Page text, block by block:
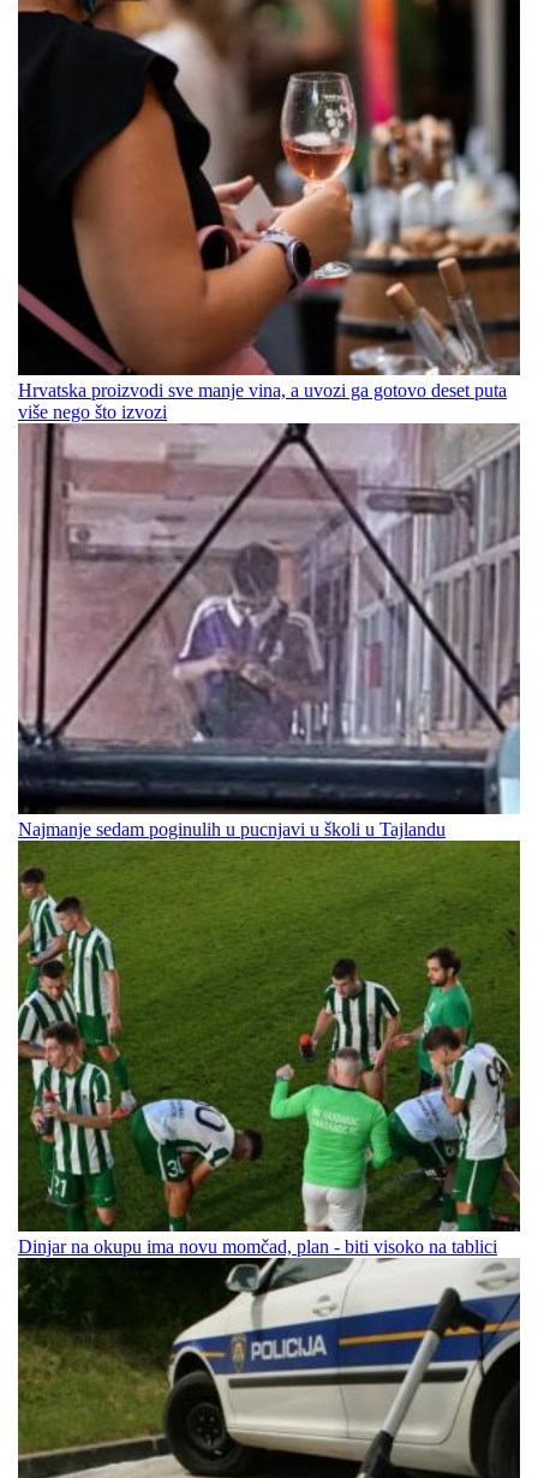
Hrvatska proizvodi sve manje vina, a uvozi ga gotovo deset puta
više nego što izvozi
Najmanje sedam poginulih u pucnjavi u školi u Tajlandu
Dinjar na okupu ima novu momčad, plan - biti visoko na tablici